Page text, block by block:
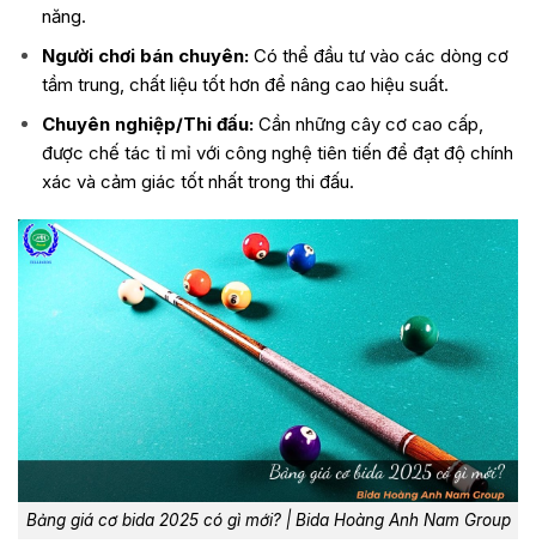
năng.
Người chơi bán chuyên:Có thể đầu tư vào các dòng cơ
tầm trung, chất liệu tốt hơn để nâng cao hiệu suất.
Chuyên nghiệp/Thi đấu: Cần những cây cơ cao cấp,
được chế tác tỉ mỉ với công nghệ tiên tiến để đạt độ chính
xác và cảm giác tốt nhất trong thi đấu.
Bảng giá cơ bida 2025 có gì mới? | Bida Hoàng Anh Nam Group